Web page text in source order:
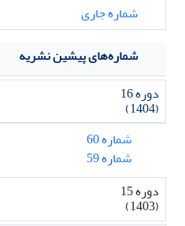
شماره جاری
شماره‌های پیشین نشریه
دوره 16
(1404)
شماره 60
شماره 59
دوره 15
(1403)